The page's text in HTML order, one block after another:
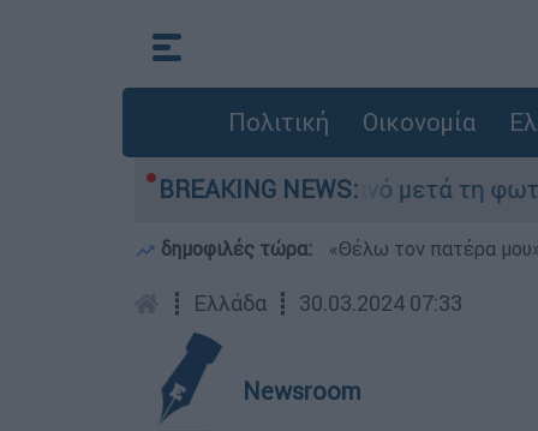
Πολιτική Οικονομία
BREAKING NEWS:
στο Πόρτο Γερμανό μετά τη φωτιά -
δημοφιλές τώρα: «Θέλω τον πατέρα
┋ Ελλάδα ┋ 30.03.2024 07:33
Newsroom